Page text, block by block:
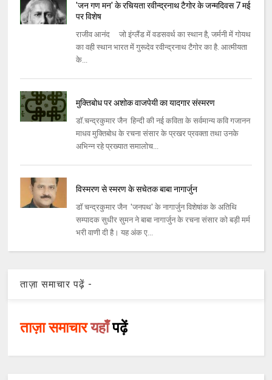
'जन गण मन' के रचियता रवीन्द्रनाथ टैगोर के जन्मदिवस 7 मई
पर विशेष
राजीव आनंद जो इंग्लैंड में वडसवर्थ का स्थान है, जर्मनी में गोयथ
का वही स्थान भारत में गुरूदेव रवीन्द्रनाथ टैगोर का है. आत्मीयता
के...
मुक्तिबोध पर अशोक वाजपेयी का यादगार संस्मरण
डॉ.चन्द्रकुमार जैन हिन्दी की नई कविता के सर्वमान्य कवि गजानन
माधव मुक्तिबोध के रचना संसार के प्रखर प्रवक्ता तथा उनके
अभिन्न रहे प्रख्यात समालोच...
विस्मरण से स्मरण के सचेतक बाबा नागार्जुन
डॉ चन्द्रकुमार जैन 'जनपथ' के नागार्जुन विशेषांक के अतिथि
सम्पादक सुधीर सुमन ने बाबा नागार्जुन के रचना संसार को बड़ी मर्म
भरी वाणी दी है। यह अंक ए...
ताज़ा समाचार पढ़ें -
ताज़ा समाचारयहाँपढ़ें